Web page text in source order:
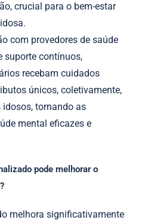
crucial para o bem-estar
com provedores de saúde
suporte contínuos,
recebam cuidados
únicos, coletivamente,
tornando as
mental eficazes e
pode melhorar o
melhora significativamente